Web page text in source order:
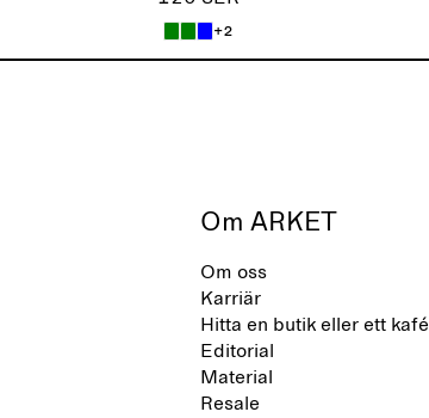
+2
Om ARKET
Om oss
Karriär
Hitta en butik eller ett kafé
Editorial
Material
Resale